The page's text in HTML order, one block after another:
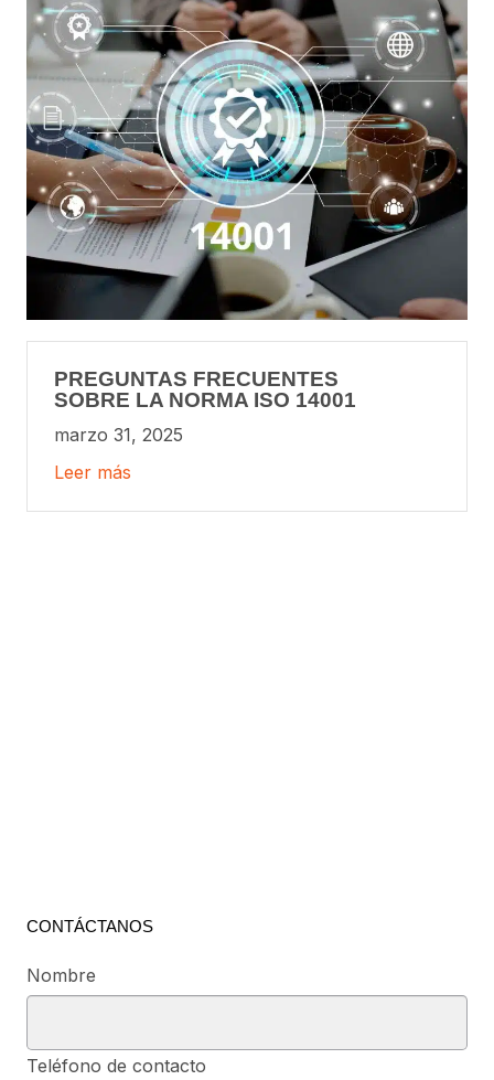
PREGUNTAS FRECUENTES
SOBRE LA NORMA ISO 14001
marzo 31, 2025
Leer más
CONTÁCTANOS
Nombre
Teléfono de contacto